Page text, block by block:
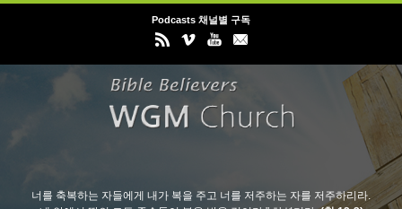
Podcasts 채널별 구독
너를 축복하는 자들에게 내가 복을 주고 너를 저주하는 자를 저주하리라.